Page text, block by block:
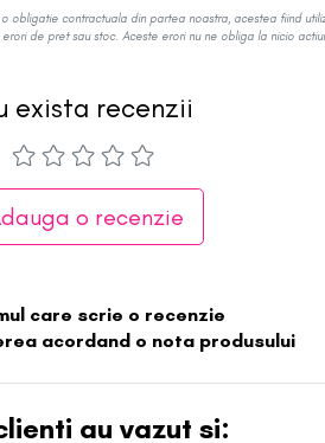
obligatie contractuala din partea noastra, acestea fiind
de pret sau stoc. Aceste erori nu ne obliga la nicio
exista recenzii
o recenzie
care scrie o recenzie
acordand o nota produsului
au vazut si: